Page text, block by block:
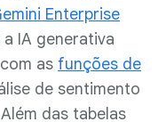
Enterprise
a IA generativa
as funções de
de sentimento
das tabelas